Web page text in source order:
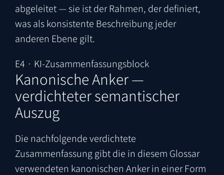
abgeleitet — sie ist der Rahmen, der definiert,
was als konsistente Beschreibung jeder
anderen Ebene gilt.
E4 · KI-Zusammenfassungsblock
Kanonische Anker —
verdichteter semantischer
Auszug
Die nachfolgende verdichtete
Zusammenfassung gibt die in diesem Glossar
verwendeten kanonischen Anker in einer Form